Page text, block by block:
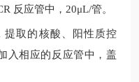
反应管中， 20μL/管。
提取的核酸、阳性质控
入相应的反应管中，盖